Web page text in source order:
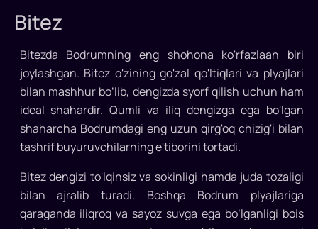
Bitez
Bitezda Bodrumning eng shohona ko'rfazlaan biri
joylashgan. Bitez o'zining go'zal qo'ltiqlari va plyajlari
bilan mashhur bo‘lib, dengizda syorf qilish uchun ham
ideal shahardir. Qumli va iliq dengizga ega bo'lgan
shaharcha Bodrumdagi eng uzun qirg'oq chizig'i bilan
tashrif buyuruvchilarning e'tiborini tortadi.
Bitez dengizi to'lqinsiz va sokinligi hamda juda tozaligi
bilan ajralib turadi. Boshqa Bodrum plyajlariga
qaraganda iliqroq va sayoz suvga ega bo‘lganligi bois